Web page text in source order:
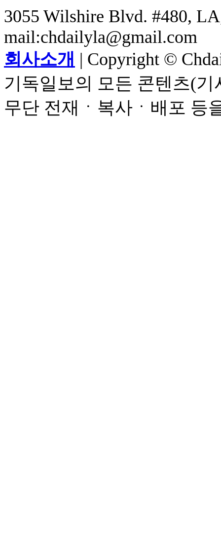
3055 Wilshire Blvd. #480,
mail:chdailyla@gmail.com
회사소개 | Copyright ©
기독일보의 모든 콘텐츠(
무단 전재ㆍ복사ㆍ배포 등